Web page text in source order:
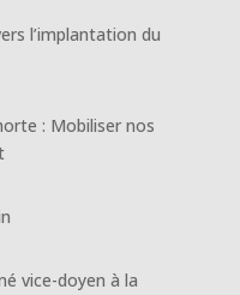
l’implantation du
: Mobiliser nos
vice-doyen à la